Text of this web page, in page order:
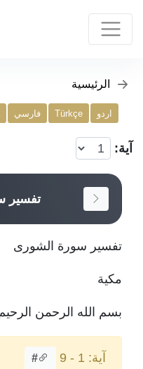
الرئيسية
اردو Türkçe فارسي
آية:
تفسير
تفسير سورة الشورى
مكية
بسم الله الرحمن
آية: 1 - 9 #